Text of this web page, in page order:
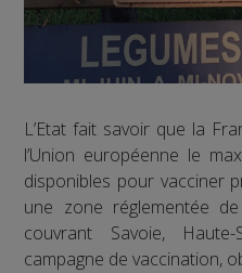
L’Etat fait savoir que la
l’Union européenne le
disponibles pour vacciner
une zone réglementée
couvrant Savoie,
campagne de vaccination,